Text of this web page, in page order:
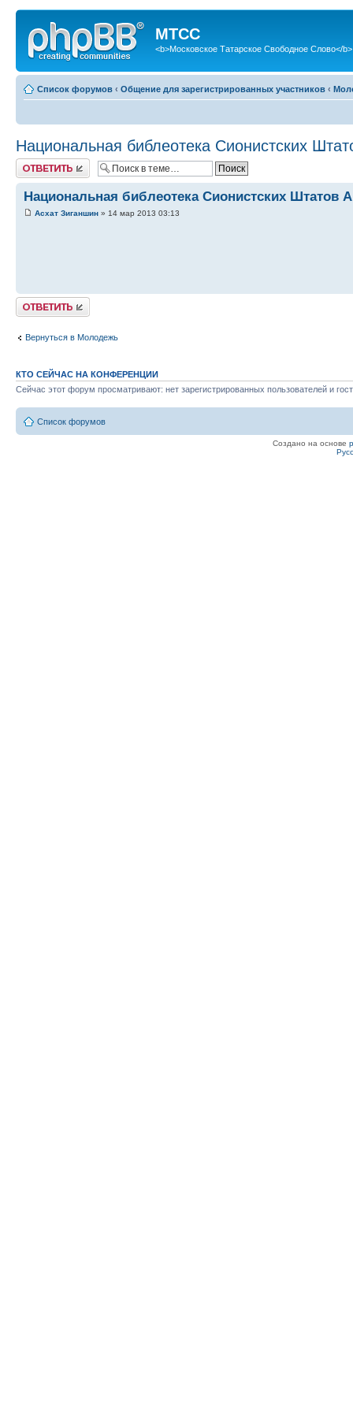
МТСС
<b>Московское Татарское Свободное Слово</b>
Список форумов ‹ Общение для зарегистрированных участников ‹
Национальная библеотека Сионистских
Ответить
Национальная библеотека Сионистских Штатов
Асхат Зиганшин » 14 мар 2013 03:13
Ответить
Вернуться в Молодежь
КТО СЕЙЧАС НА КОНФЕРЕНЦИИ
Сейчас этот форум просматривают: нет зарегистрированных пользователей и
Список форумов
Создано на основе